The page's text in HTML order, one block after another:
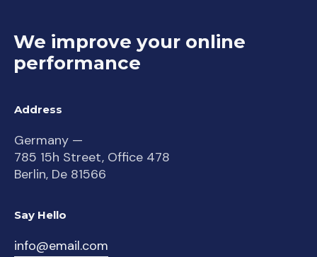
We improve your online
performance
Address
Germany —
785 15h Street, Office 478
Berlin, De 81566
Say Hello
info@email.com